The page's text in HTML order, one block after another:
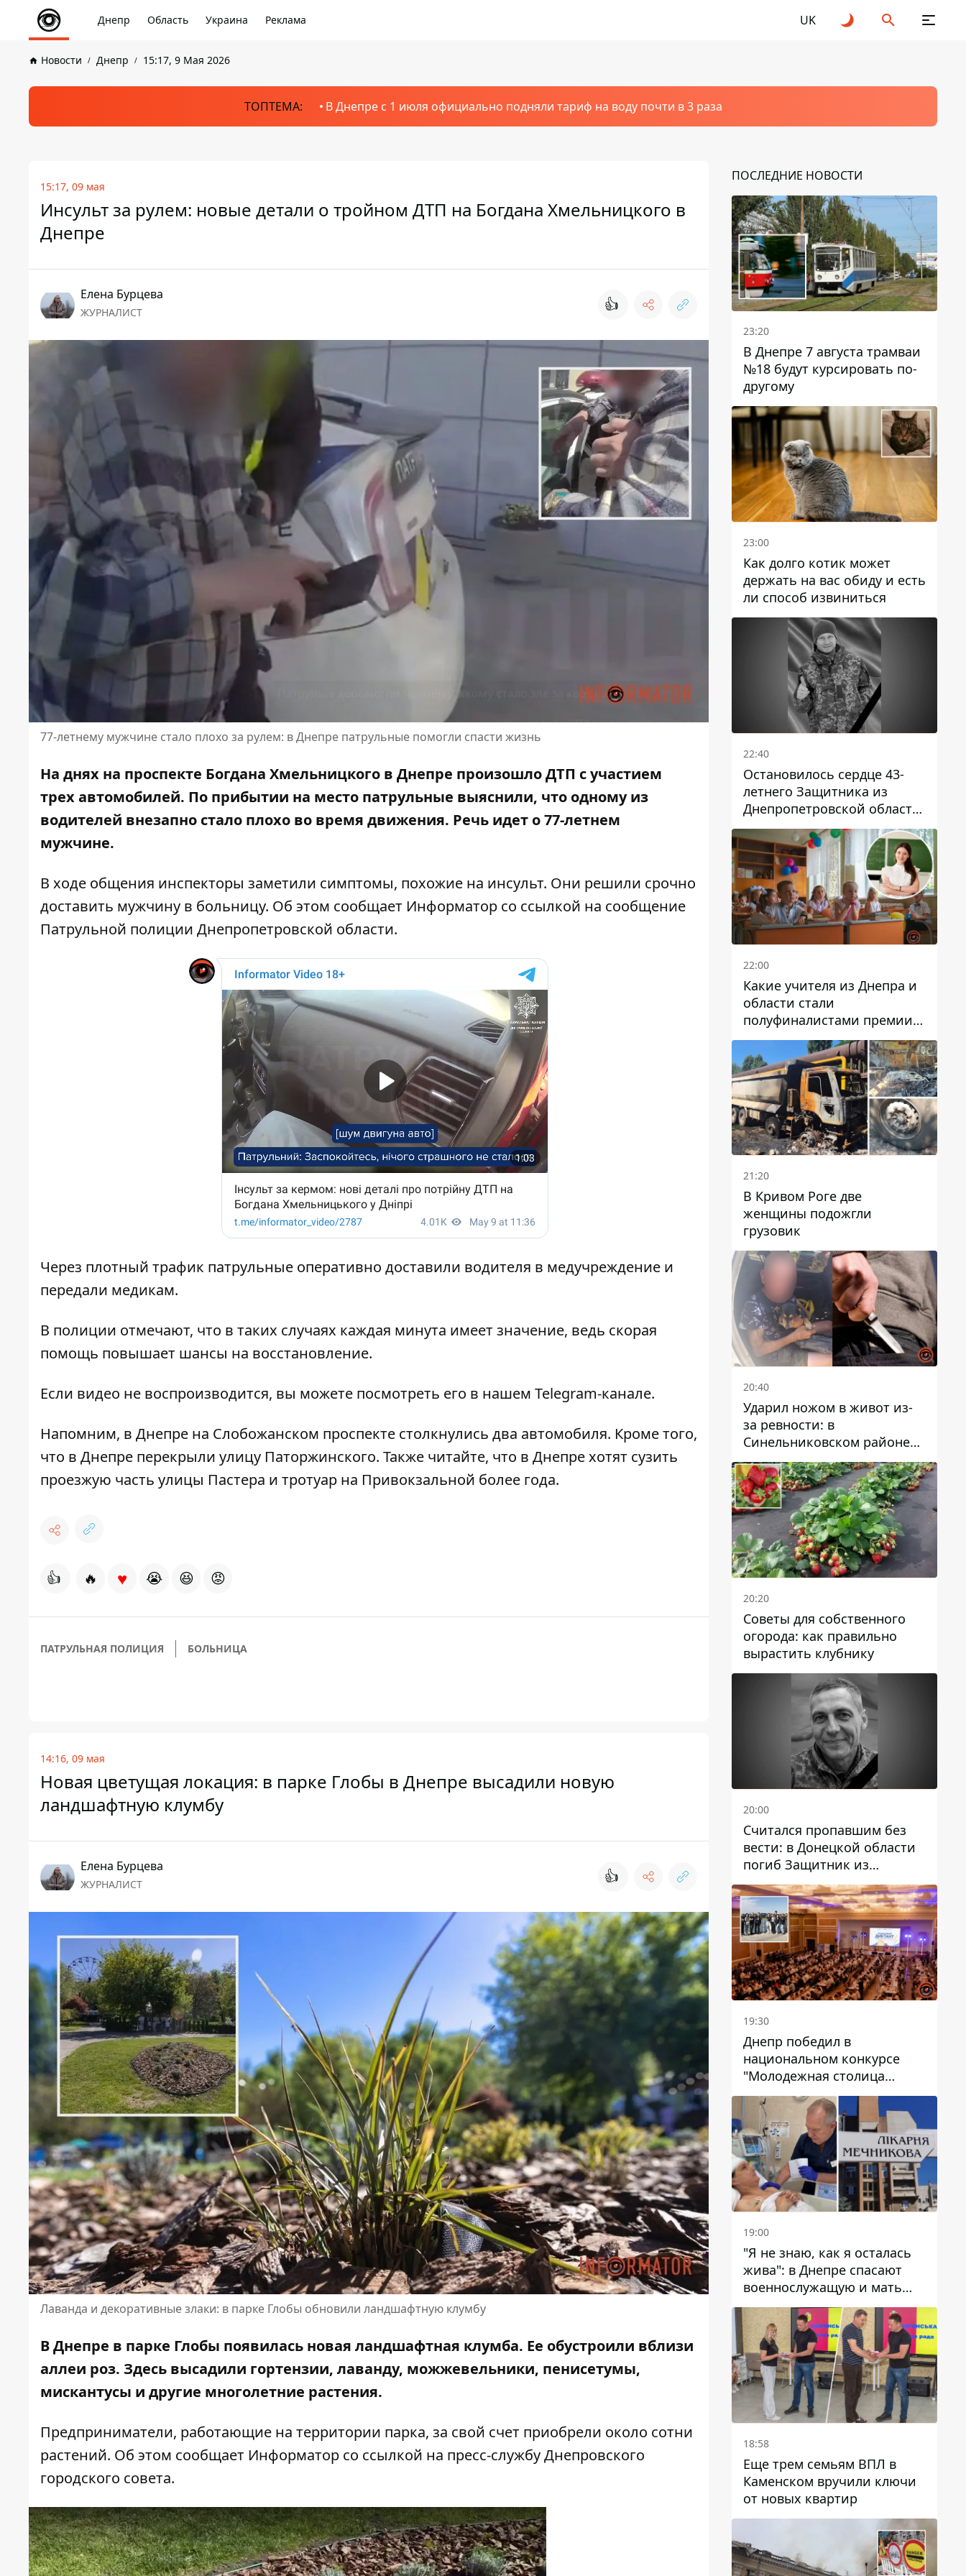
Днепр Область Украина Реклама UK
Новости Днепр 15:17, 9 Мая 2026
ТОПТЕМА: В Днепре с 1 июля официально подняли тариф на воду почти в 3 раза
15:17, 09 мая
Инсульт за рулем: новые детали о тройном ДТП на Богдана Хмельницкого в
Днепре
Елена Бурцева
ЖУРНАЛИСТ 👍
77-летнему мужчине стало плохо за рулем: в Днепре патрульные помогли спасти жизнь
На днях на проспекте Богдана Хмельницкого в Днепре произошло ДТП с участием
трех автомобилей. По прибытии на место патрульные выяснили, что одному из
водителей внезапно стало плохо во время движения. Речь идет о 77-летнем
мужчине.
В ходе общения инспекторы заметили симптомы, похожие на инсульт. Они решили срочно
доставить мужчину в больницу. Об этом сообщает Информатор со ссылкой на сообщение
Патрульной полиции Днепропетровской области.
Через плотный трафик патрульные оперативно доставили водителя в медучреждение и
передали медикам.
В полиции отмечают, что в таких случаях каждая минута имеет значение, ведь скорая
помощь повышает шансы на восстановление.
Если видео не воспроизводится, вы можете посмотреть его в нашем Telegram-канале.
Напомним, в Днепре на Слобожанском проспекте столкнулись два автомобиля. Кроме того,
что в Днепре перекрыли улицу Паторжинского. Также читайте, что в Днепре хотят сузить
проезжую часть улицы Пастера и тротуар на Привокзальной более года.
👍 🔥 ♥ 😭 😆 😡
ПАТРУЛЬНАЯ ПОЛИЦИЯ БОЛЬНИЦА
14:16, 09 мая
Новая цветущая локация: в парке Глобы в Днепре высадили новую
ландшафтную клумбу
Елена Бурцева
ЖУРНАЛИСТ 👍
Лаванда и декоративные злаки: в парке Глобы обновили ландшафтную клумбу
В Днепре в парке Глобы появилась новая ландшафтная клумба. Ее обустроили вблизи
аллеи роз. Здесь высадили гортензии, лаванду, можжевельники, пенисетумы,
мискантусы и другие многолетние растения.
Предприниматели, работающие на территории парка, за свой счет приобрели около сотни
растений. Об этом сообщает Информатор со ссылкой на пресс-службу Днепровского
городского совета.
ПОСЛЕДНИЕ НОВОСТИ
23:20
В Днепре 7 августа трамваи
№18 будут курсировать по-
другому
23:00
Как долго котик может
держать на вас обиду и есть
ли способ извиниться
22:40
Остановилось сердце 43-
летнего Защитника из
Днепропетровской области
Евгения Зинченко
22:00
Какие учителя из Днепра и
области стали
полуфиналистами премии
Global Teacher Prize Ukraine
2026
21:20
В Кривом Роге две
женщины подожгли
грузовик
20:40
Ударил ножом в живот из-
за ревности: в
Синельниковском районе
задержали 49-летнего
мужчину за убийство
20:20
Советы для собственного
огорода: как правильно
вырастить клубнику
20:00
Считался пропавшим без
вести: в Донецкой области
погиб Защитник из
Каменского Антон
Красовский
19:30
Днепр победил в
национальном конкурсе
"Молодежная столица
Украины – 2026"
19:00
"Я не знаю, как я осталась
жива": в Днепре спасают
военнослужащую и мать
четверых детей, которую
ранил КАБ
18:58
Еще трем семьям ВПЛ в
Каменском вручили ключи
от новых квартир